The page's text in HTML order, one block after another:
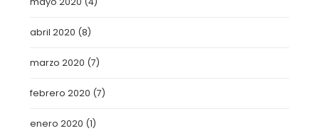
abril 2020 (8)
marzo 2020 (7)
febrero 2020 (7)
enero 2020 (1)